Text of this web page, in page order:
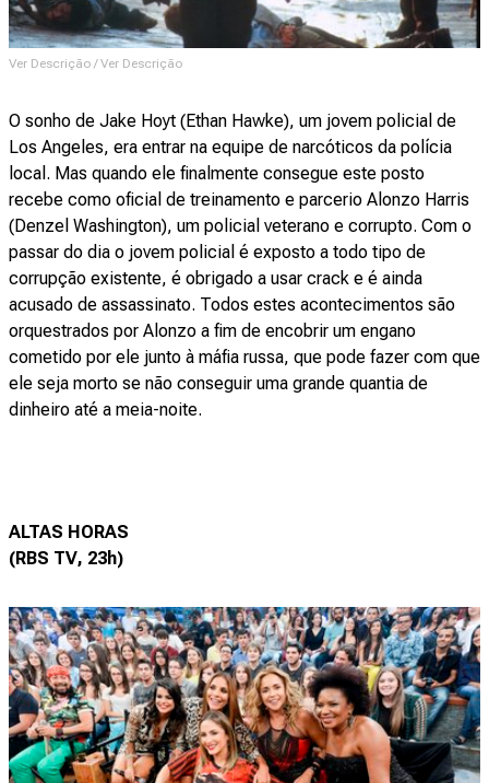
Ver Descrição / Ver Descrição
O sonho de Jake Hoyt (Ethan Hawke), um jovem policial de
Los Angeles, era entrar na equipe de narcóticos da polícia
local. Mas quando ele finalmente consegue este posto
recebe como oficial de treinamento e parcerio Alonzo Harris
(Denzel Washington), um policial veterano e corrupto. Com o
passar do dia o jovem policial é exposto a todo tipo de
corrupção existente, é obrigado a usar crack e é ainda
acusado de assassinato. Todos estes acontecimentos são
orquestrados por Alonzo a fim de encobrir um engano
cometido por ele junto à máfia russa, que pode fazer com que
ele seja morto se não conseguir uma grande quantia de
dinheiro até a meia-noite.
ALTAS HORAS
(RBS TV, 23h)